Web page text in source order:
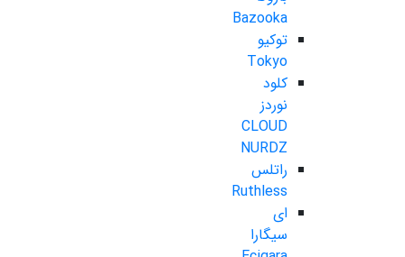
Bazooka
توکیو
Tokyo
کلود
نوردز
CLOUD
NURDZ
راتلس
Ruthless
ای
سیگارا